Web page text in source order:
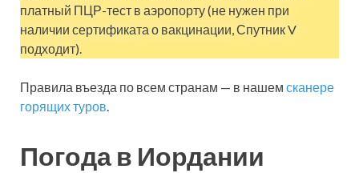
платный ПЦР-тест в аэропорту (не нужен при
наличии сертификата о вакцинации, Спутник V
подходит).
Правила въезда по всем странам — в нашем сканере
горящих туров.
Погода в Иордании